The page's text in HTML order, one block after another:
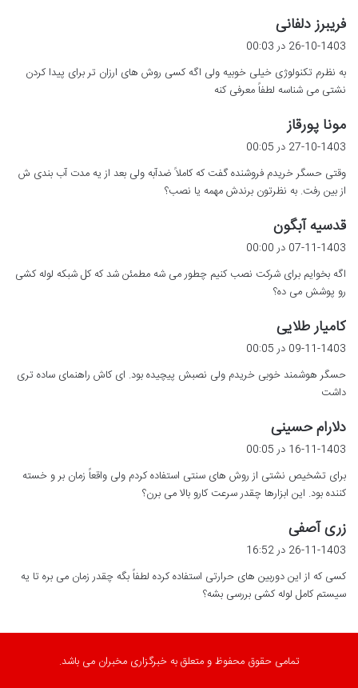
فریبرز دلفانی
ف
26-10-1403 در 00:03
به نظرم تکنولوژی خیلی خوبیه ولی اگه کسی روش های ارزان تر برای پیدا کردن
نشتی می شناسه لطفاً معرفی کنه
مونا پورقاز
ف
ت
:
27-10-1403 در 00:05
وقتی حسگر خریدم فروشنده گفت که کاملاً ضدآبه ولی بعد از یه مدت آب بندی ش
از بین رفت. به نظرتون برندش مهمه یا نصب؟
قدسیه آبگون
ف
:
07-11-1403 در 00:00
اگه بخوایم برای شرکت نصب کنیم چطور می شه مطمئن شد که کل شبکه لوله کشی
رو پوشش می ده؟
کامیار طلایی
ف
:
09-11-1403 در 00:05
حسگر هوشمند خوبی خریدم ولی نصبش پیچیده بود. ای کاش راهنمای ساده تری
داشت
دلارام حسینی
ف
:
16-11-1403 در 00:05
برای تشخیص نشتی از روش های سنتی استفاده کردم ولی واقعاً زمان بر و خسته
کننده بود. این ابزارها چقدر سرعت کارو بالا می برن؟
زری آصفی
:
26-11-1403 در 16:52
کسی که از این دوربین های حرارتی استفاده کرده لطفاً بگه چقدر زمان می بره تا یه
سیستم کامل لوله کشی بررسی بشه؟
تمامی حقوق محفوظ و متعلق به خبرگزاری مخبران می باشد.